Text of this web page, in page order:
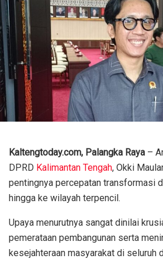
Kaltengtoday.com, Palangka Raya –
DPRD Kalimantan Tengah, Okki
pentingnya percepatan transformasi
hingga ke wilayah terpencil.
Upaya menurutnya sangat dinilai
pemerataan pembangunan serta
kesejahteraan masyarakat di seluruh